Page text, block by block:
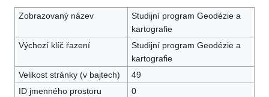
Zobrazovaný název
Studijní program Geodézie a
kartografie
Výchozí klíč řazení
Studijní program Geodézie a
kartografie
Velikost stránky (v bajtech)
49
ID jmenného prostoru
0